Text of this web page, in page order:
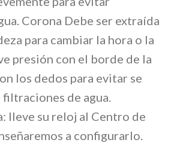
Corona Debe ser extraída
para cambiar la hora o la
presión con el borde de la
los dedos para evitar se
de agua.
lleve su reloj al Centro de
a configurarlo.